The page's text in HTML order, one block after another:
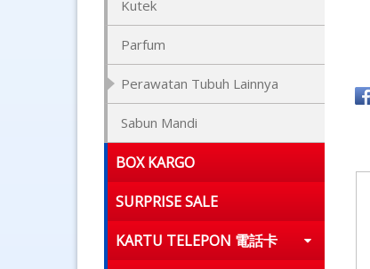
Kutek
Parfum
Perawatan Tubuh Lainnya
Sabun Mandi
BOX KARGO
SURPRISE SALE
KARTU TELEPON 電話卡